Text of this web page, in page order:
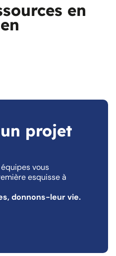
en
projet
vous
esquisse à
donnons-leur vie.